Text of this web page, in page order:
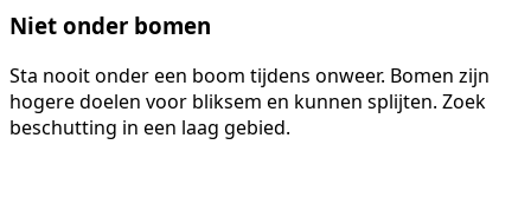
Niet onder bomen
Sta nooit onder een boom tijdens onweer. Bomen zijn
hogere doelen voor bliksem en kunnen splijten. Zoek
beschutting in een laag gebied.